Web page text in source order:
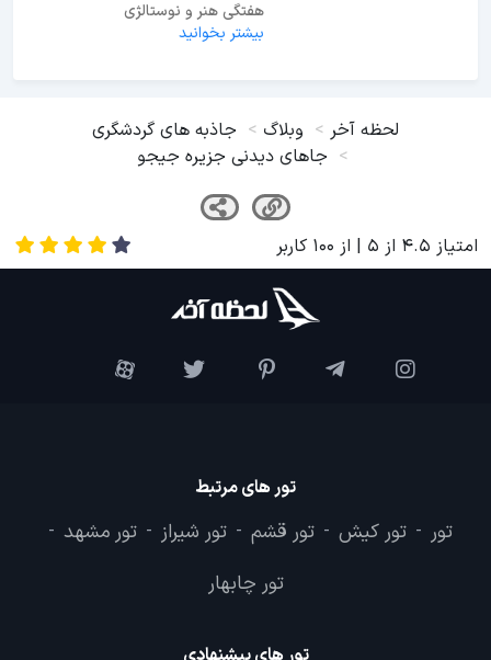
آبشار اسکلیم (گالش‌کلا)؛ کشف آبشار
جاهای دیدنی مشهد در شب
بیشتر بخوانید
جمعه بازار پروانه تهران؛ بزرگترین بازار
هفتگی هنر و نوستالژی
بیشتر بخوانید
لحظه آخر وبلاگ
جاذبه های گردشگری
جاهای دیدنی جزیره جیجو
کاربر